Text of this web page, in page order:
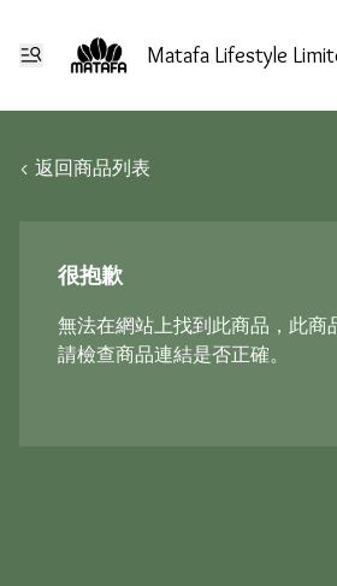
Matafa Lifestyle
< 返回商品列表
很抱歉
無法在網站上找到此商品，此商
請檢查商品連結是否正確。